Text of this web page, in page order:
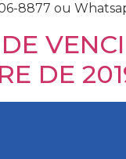
8877 ou
DE